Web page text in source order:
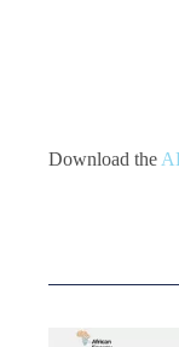
Download the